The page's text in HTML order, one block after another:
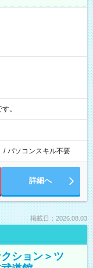
す。
/ パソコンスキル不要
詳細へ
掲載日：2026.08.03
ション＞ツ